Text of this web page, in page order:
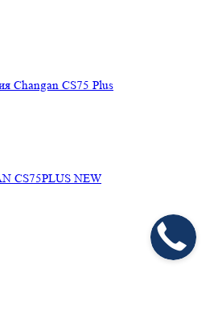
Changan CS75 Plus
CS75PLUS NEW